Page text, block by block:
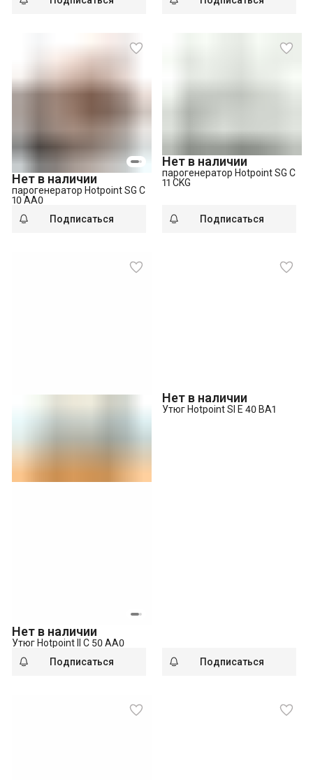
Нет в наличии
парогенератор Hotpoint SG C
10 AA0
Подписаться
Нет в наличии
парогенератор Hotpoint SG C
11 CKG
Подписаться
Нет в наличии
Утюг Hotpoint II C 50 AA0
Подписаться
Нет в наличии
Утюг Hotpoint SI E 40 BA1
Подписаться